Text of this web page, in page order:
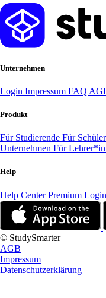
Unternehmen
Login Impressum FAQ
Produkt
Für Studierende Für
Unternehmen Für
Help
Help CenterPremium Login
© StudySmarter
AGB
Impressum
Datenschutzerklärung